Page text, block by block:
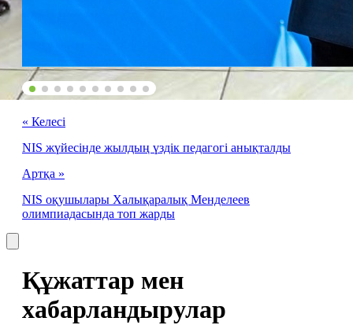
« Келесі
NIS жүйесінде жылдың үздік педагогі анықталды
Артқа »
NIS оқушылары Халықаралық Менделеев
олимпиадасында топ жарды
Құжаттар мен
хабарландырулар